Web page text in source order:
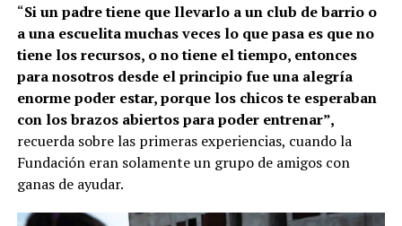
“Si un padre tiene que llevarlo a un club de barrio o
a una escuelita muchas veces lo que pasa es que no
tiene los recursos, o no tiene el tiempo, entonces
para nosotros desde el principio fue una alegría
enorme poder estar, porque los chicos te esperaban
con los brazos abiertos para poder entrenar”,
recuerda sobre las primeras experiencias, cuando la
Fundación eran solamente un grupo de amigos con
ganas de ayudar.